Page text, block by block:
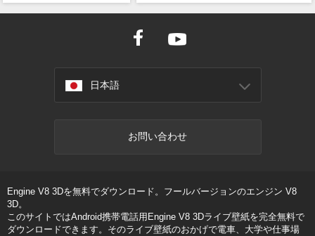
日本語
お問い合わせ
Engine V8 3Dを無料でダウンロード。フールバージョンのエンジン V8
3D。
このサイトではAndroid携帯電話用Engine V8 3Dライブ壁紙を完全無料で
ダウンロードできます。そのライブ壁紙のおかげで電車、大学や仕事場